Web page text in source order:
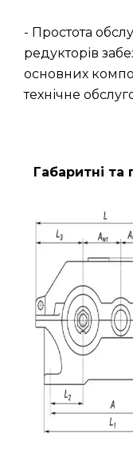
- Простота
редукторів
основних
технічне
Габаритні та